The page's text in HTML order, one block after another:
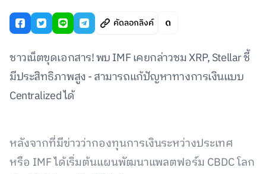
คัดลอกลิงค์
ชาวเน็ตขุดเอกสาร! พบ IMF เคยกล่าวชม XRP, Stellar ชี้
มีประสิทธิภาพสูง - สามารถแก้ปัญหาทางการเงินแบบ
Centralized ได้
หลังจากที่มีข่าวว่ากองทุนการเงินระหว่างประเทศ
หรือ IMF ได้เริ่มต้นแผนพัฒนาแพลตฟอร์ม CBDC โลก